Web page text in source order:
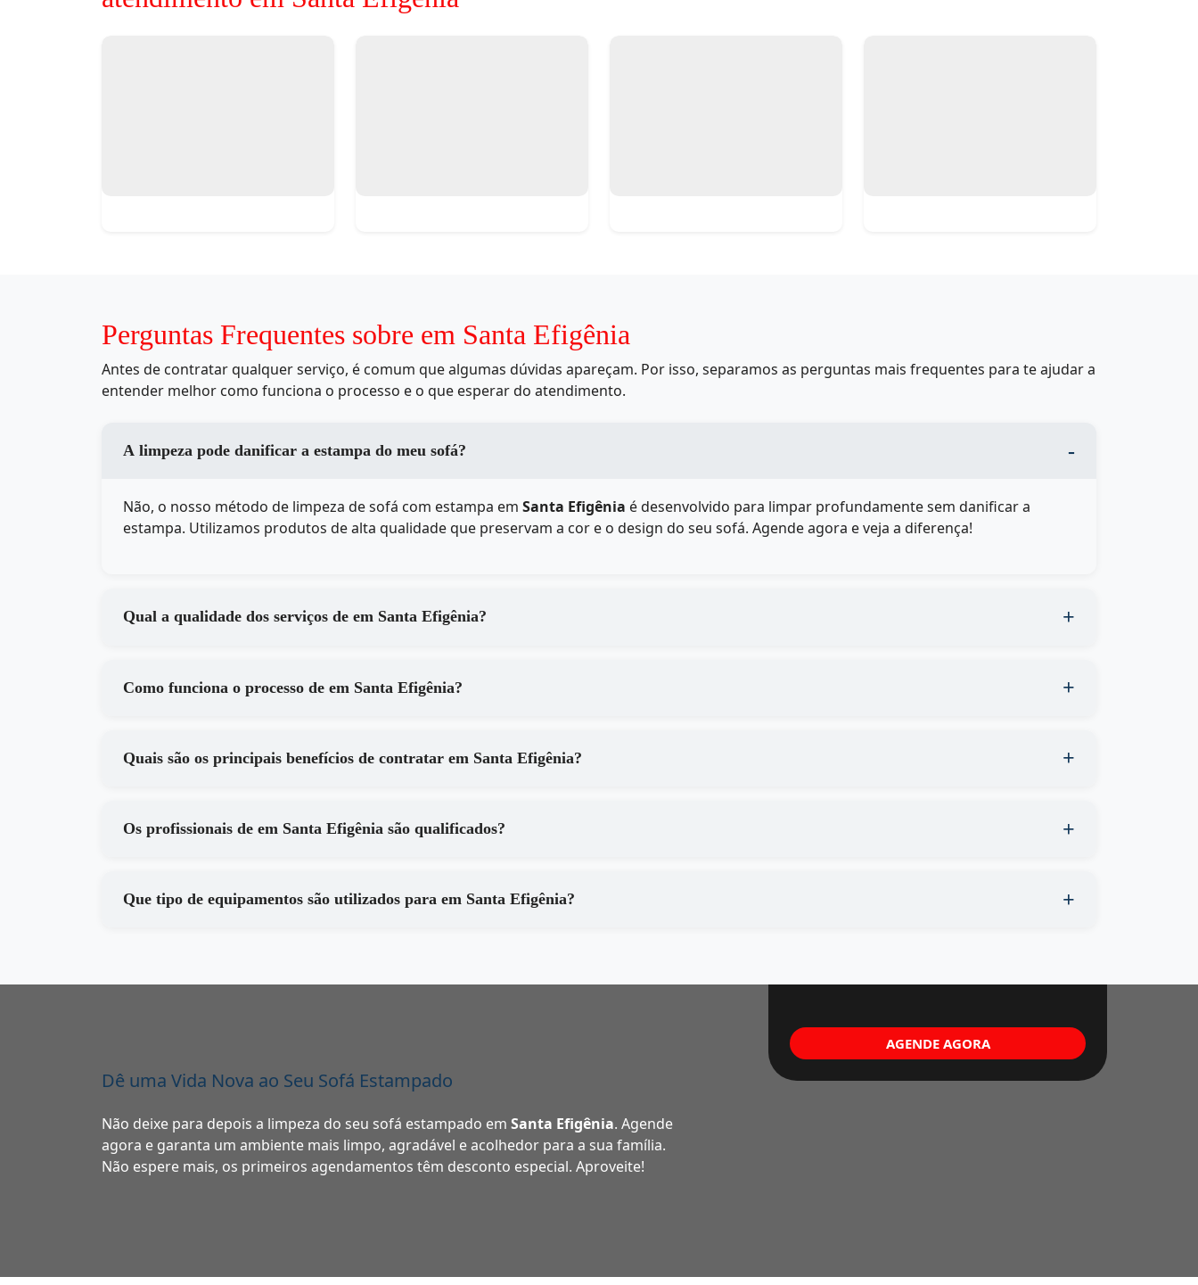
Perguntas Frequentes sobre em Santa Efigênia
Antes de contratar qualquer serviço, é comum que algumas dúvidas apareçam. Por isso, separamos as perguntas mais frequentes para te ajudar a
entender melhor como funciona o processo e o que esperar do atendimento.
A limpeza pode danificar a estampa do meu sofá?
Não, o nosso método de limpeza de sofá com estampa em Santa Efigênia é desenvolvido para limpar profundamente sem danificar a
estampa. Utilizamos produtos de alta qualidade que preservam a cor e o design do seu sofá. Agende agora e veja a diferença!
Qual a qualidade dos serviços de em Santa Efigênia?
Como funciona o processo de em Santa Efigênia?
Quais são os principais benefícios de contratar em Santa Efigênia?
Os profissionais de em Santa Efigênia são qualificados?
Que tipo de equipamentos são utilizados para em Santa Efigênia?
Dê uma Vida Nova ao Seu Sofá Estampado
Não deixe para depois a limpeza do seu sofá estampado em Santa Efigênia. Agende
agora e garanta um ambiente mais limpo, agradável e acolhedor para a sua família.
Não espere mais, os primeiros agendamentos têm desconto especial. Aproveite!
AGENDE AGORA